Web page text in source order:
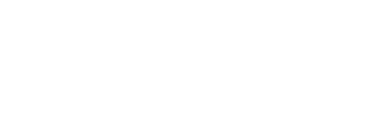
newsletters, vous pouvez passer à côté de bons plans
des bonnes affaires ne doit pas être une